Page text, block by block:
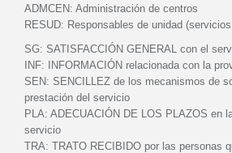
ADMCEN: Administración de centros
RESUD: Responsables de unidad
SG: SATISFACCIÓN GENERAL con el
INF:
INFORMACIÓN relacionada con la
SEN: SENCILLEZ de los mecanismos de
prestación del servicio
PLA: ADECUACIÓN DE LOS PLAZOS en
servicio
TRA: TRATO RECIBIDO por las personas